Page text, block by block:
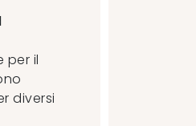
per il
diversi